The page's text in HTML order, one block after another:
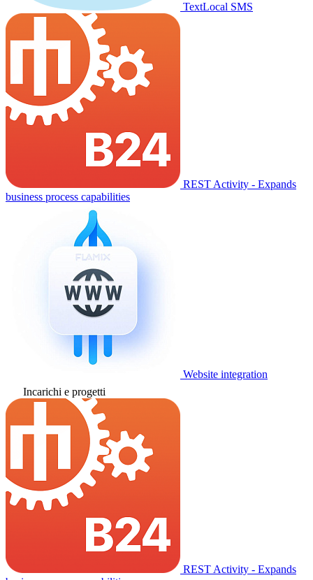
TextLocal SMS
REST Activity - Expands
business process capabilities
Website integration
Incarichi e progetti
REST Activity - Expands